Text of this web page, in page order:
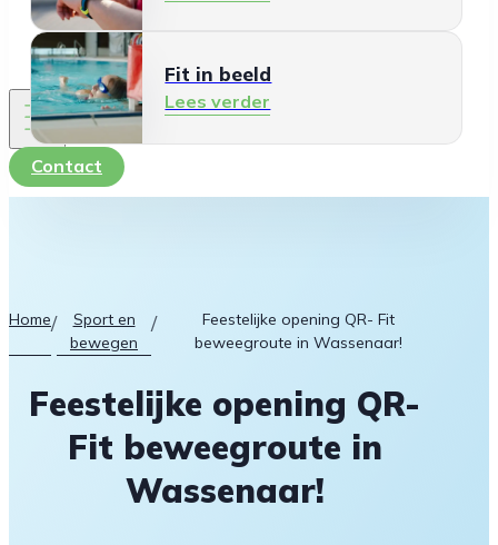
Fit in beeld
Lees verder
Contact
Home/
Sport en
bewegen
/
Feestelijke opening QR- Fit
beweegroute in Wassenaar!
Feestelijke opening QR-
Fit beweegroute in
Wassenaar!